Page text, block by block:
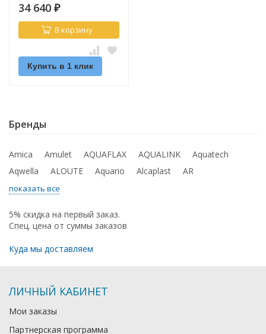
ВМЯТИНА
34 640 ₽
В корзину
Купить в 1 клик
Бренды
Amica Amulet AQUAFLAX AQUALINK
Aquatech
Aqwella
ALOUTE Aquario Alcaplast AR
показать все
5% скидка на первый заказ.
Спец. цена от суммы заказов
Куда мы доставляем
ЛИЧНЫЙ КАБИНЕТ
Мои заказы
Партнерская программа